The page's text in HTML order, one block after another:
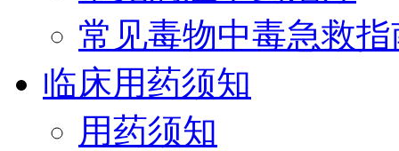
常见毒物中毒急救指
临床用药须知
用药须知